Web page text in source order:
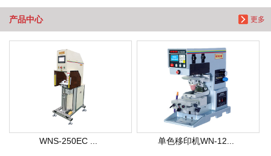
更多
产品中心
WNS-250EC ... 单色移印机WN-12...